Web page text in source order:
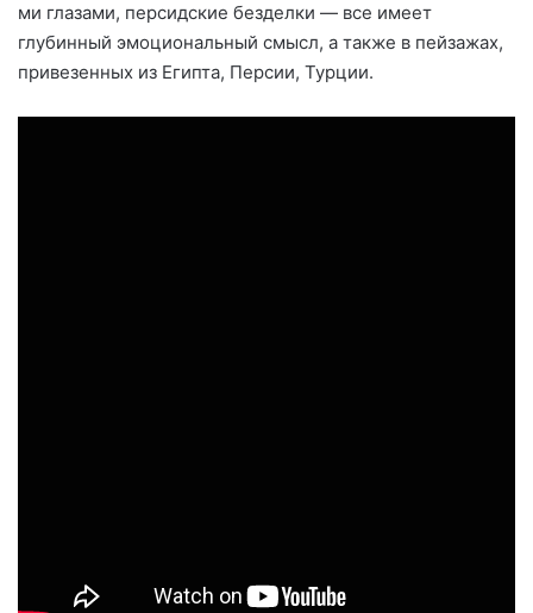
ми глазами, персидские бездел­ки — все имеет
глубинный эмоцио­нальный смысл, а также в пейза­жах,
привезенных из Египта, Персии, Турции.